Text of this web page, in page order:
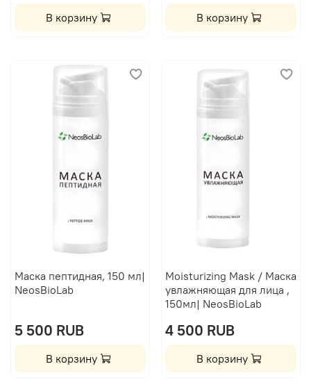
В корзину В корзину
Маска пептидная, 150 мл|
NeosBioLab
5 500 RUB
В корзину
Moisturizing Mask / Маска
увлажняющая для лица ,
150мл| NeosBioLab
4 500 RUB
В корзину